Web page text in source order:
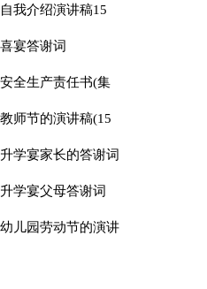
自我介绍演讲稿15
喜宴答谢词
安全生产责任书(集
篇)
教师节的演讲稿(15
升学宴家长的答谢词
升学宴父母答谢词
幼儿园劳动节的演讲